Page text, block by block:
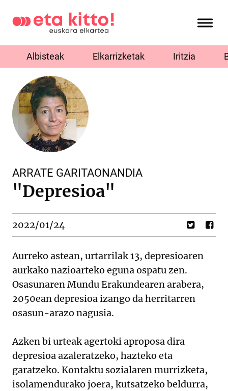
Albisteak Elkarrizketak Iritzia
ARRATE GARITAONANDIA
"Depresioa"
2022/01/24
Aurreko astean, urtarrilak 13, depresioaren
aurkako nazioarteko eguna ospatu zen.
Osasunaren Mundu Erakundearen arabera,
2050ean depresioa izango da herritarren
osasun-arazo nagusia.
Azken bi urteak agertoki aproposa dira
depresioa azaleratzeko, hazteko eta
garatzeko. Kontaktu sozialaren murrizketa,
isolamendurako joera, kutsatzeko beldurra,